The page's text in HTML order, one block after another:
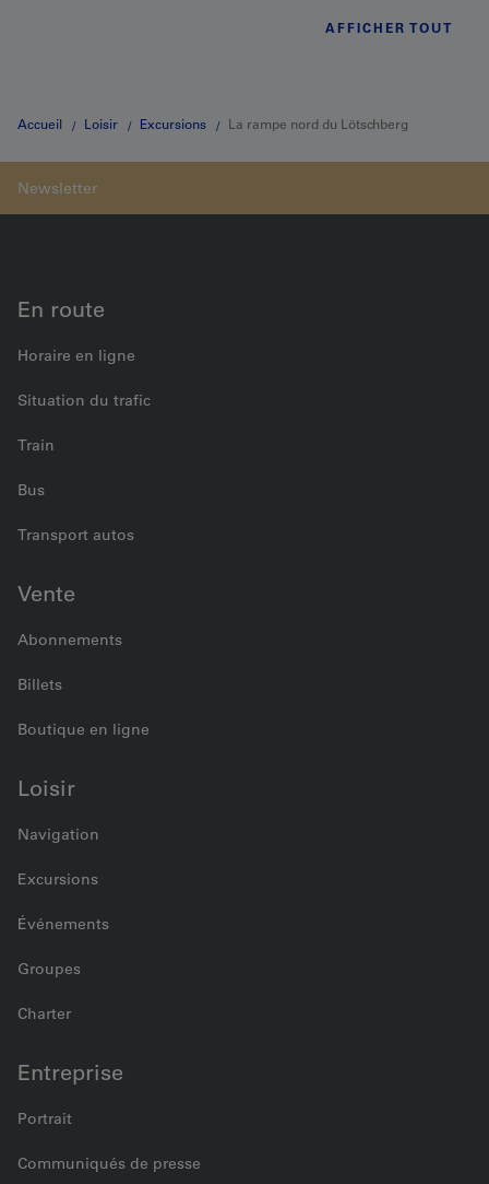
AFFICHER TOUT
Accueil Loisir Excursions La rampe nord du Lötschberg
En route
Horaire en ligne
Situation du trafic
Train
Bus
Transport autos
Vente
Abonnements
Billets
Boutique en ligne
Loisir
Navigation
Excursions
Événements
Groupes
Charter
Entreprise
Portrait
Communiqués de presse